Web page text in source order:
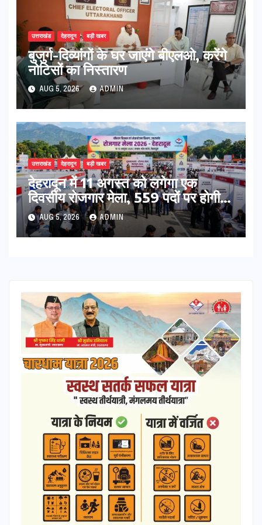
उत्तराखंड देहरादून बड़ी खबर
बुजुर्ग-दिव्यांगों के घर जाएंगे बीएलओ, करेंगे
नोटिसों का निस्तारण
AUG 5, 2026 ADMIN
उत्तराखंड देहरादून बड़ी खबर
​देहरादून में 11 अगस्त को लगेगा एक
दिवसीय रोजगार मेला, 559 पदों पर होगी
भर्तीAUG 5, 2026 ADMIN